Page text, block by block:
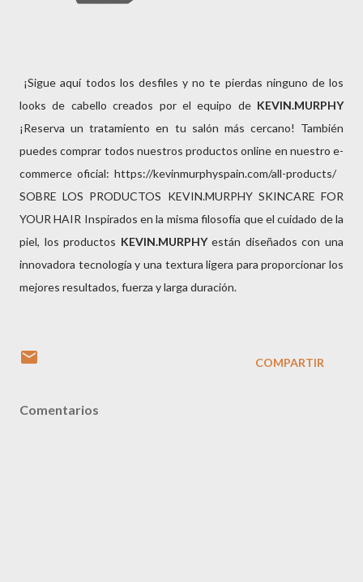
¡Sigue aquí todos los desfiles y no te pierdas ninguno de los
looks de cabello creados por el equipo de KEVIN.MURPHY
¡Reserva un tratamiento en tu salón más cercano! También
puedes comprar todos nuestros productos online en nuestro e-
commerce oficial: https://kevinmurphyspain.com/all-products/
SOBRE LOS PRODUCTOS KEVIN.MURPHY SKINCARE FOR
YOUR HAIR Inspirados en la misma filosofía que el cuidado de la
piel, los productos KEVIN.MURPHYestán diseñados con una
innovadora tecnología y una textura ligera para proporcionar los
mejores resultados, fuerza y larga duración.
COMPARTIR
Comentarios